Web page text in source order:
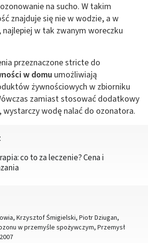
na sucho. W takim
znajduje się nie w wodzie, a w
w tak zwanym woreczku
przeznaczone stricte do
w domu umożliwiają
żywnościowych w zbiorniku
zamiast stosować dodatkowy
wystarczy wodę nalać do ozonatora.
co to za leczenie? Cena i
Krzysztof Śmigielski, Piotr Dziugan,
w przemyśle spożywczym, Przemysł